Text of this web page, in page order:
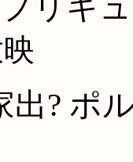
リキ
出? ポ